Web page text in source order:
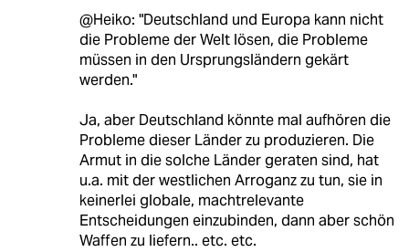
@Heiko: "Deutschland und Europa kann nicht
die Probleme der Welt lösen, die Probleme
müssen in den Ursprungsländern gekärt
werden."
Ja, aber Deutschland könnte mal aufhören die
Probleme dieser Länder zu produzieren. Die
Armut in die solche Länder geraten sind, hat
u.a. mit der westlichen Arroganz zu tun, sie in
keinerlei globale, machtrelevante
Entscheidungen einzubinden, dann aber schön
Waffen zu liefern.. etc. etc.